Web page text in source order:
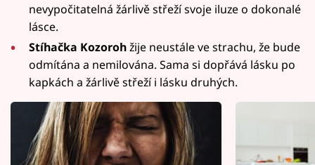
nevypočitatelná žárlivě střeží svoje iluze o dokonalé
lásce.
Stíhačka Kozorohžije neustále ve strachu, že bude
odmítána a nemilována. Sama si dopřává lásku po
kapkách a žárlivě střeží i lásku druhých.